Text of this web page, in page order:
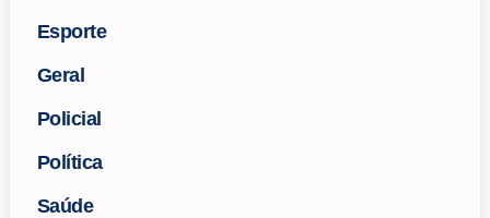
Esporte
Geral
Policial
Política
Saúde